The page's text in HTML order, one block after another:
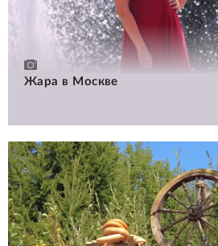
Жара в Москве